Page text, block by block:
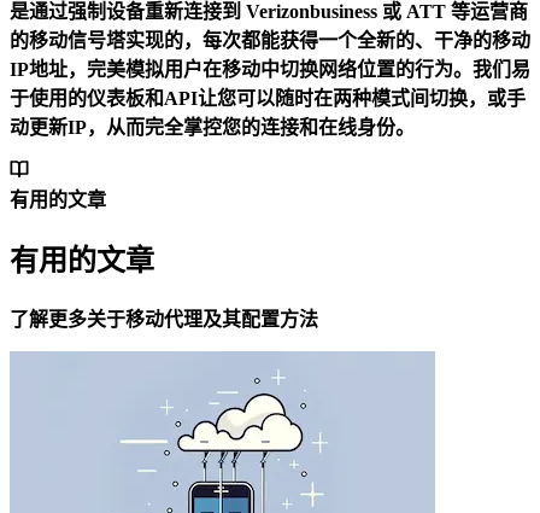
是通过强制设备重新连接到 Verizonbusiness 或 ATT 等运营商
的移动信号塔实现的，每次都能获得一个全新的、干净的移动
IP地址，完美模拟用户在移动中切换网络位置的行为。我们易
于使用的仪表板和API让您可以随时在两种模式间切换，或手
动更新IP，从而完全掌控您的连接和在线身份。
有用的文章
有用的文章
了解更多关于移动代理及其配置方法